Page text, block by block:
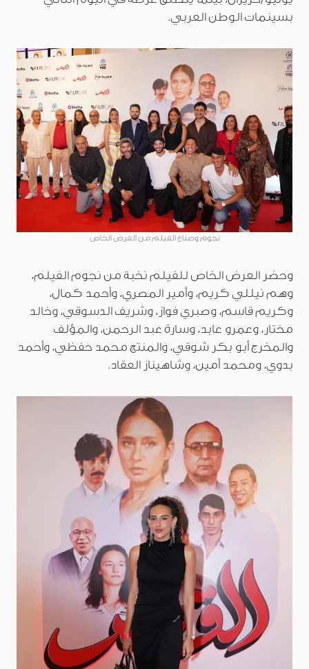
بسينمات الوطن العربي.
نجوم وصناع الفيلم من العرض الخاص
وحضر العرض الخاص للفيلم نخبة من نجوم الفيلم،
وهم نيللي كريم، وأمير المصري، وأحمد كمال،
وكريم قاسم، وصبري فواز، وشريف الدسوقي، وخالد
مختار، وعمرو عابد، وسارة عبد الرحمن، والمؤلف
والمخرج أبو بكر شوقي، والمنتج محمد حفظي، وأحمد
بدوي، ومحمد أمين، وشاهيناز العقاد.